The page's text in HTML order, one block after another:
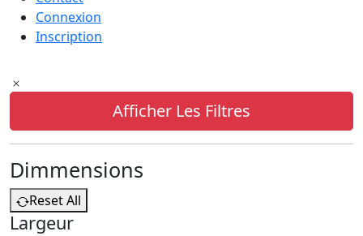
Connexion
Inscription
Afficher Les Filtres
Dimmensions
Reset All
Largeur